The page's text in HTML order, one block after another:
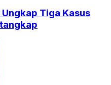
Tiga Kasus